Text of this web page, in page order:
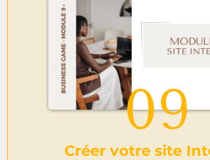
09
Créer votre site